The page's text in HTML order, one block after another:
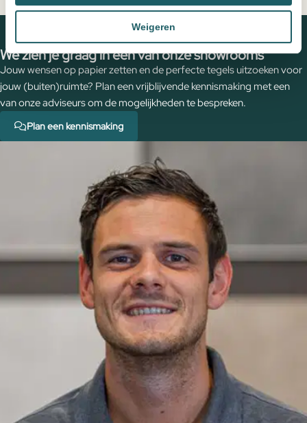
Weigeren
geribbelde
aantal
Persoonlijk advies, een offerte op maat
Wastafelmengkraan Slimline rond
Chroom met geribbelde knop
We zien je graag in een van onze showrooms
Jouw wensen op papier zetten en de perfecte tegels uitzoeken voor
jouw (buiten)ruimte? Plan een vrijblijvende kennismaking met een
van onze adviseurs om de mogelijkheden te bespreken.
Plan een kennismaking